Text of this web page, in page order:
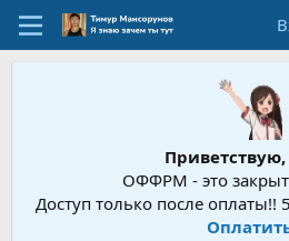
Приветствую,
ОФФРМ - это
Доступ только после оплаты!!